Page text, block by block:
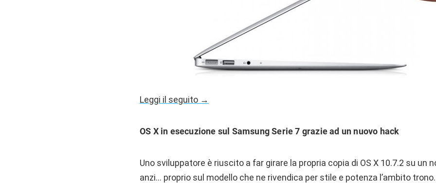
Leggi il seguito →
OS X in esecuzione sul Samsung Serie 7 grazie ad un nuovo hack
Uno sviluppatore è riuscito a far girare la propria copia di OS X 10.7.2 su un
anzi… proprio sul modello che ne rivendica per stile e potenza l’ambito trono.